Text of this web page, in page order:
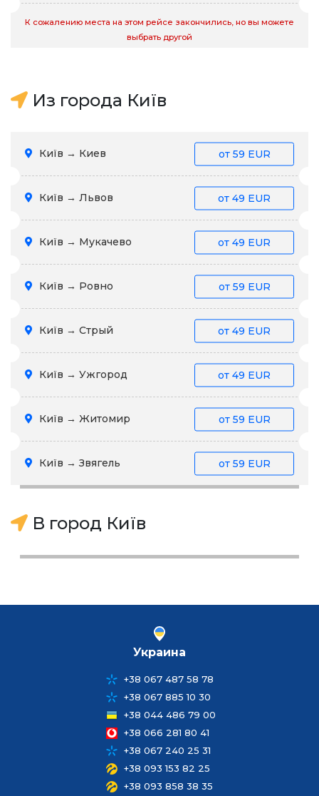
К сожалению места на этом рейсе закончились, но вы можете
выбрать другой
Из города Київ
Київ → Киев от 59 EUR
Київ → Львов от 49 EUR
Київ → Мукачево от 49 EUR
Київ → Ровно от 59 EUR
Київ → Стрый от 49 EUR
Київ → Ужгород от 49 EUR
Київ → Житомир от 59 EUR
Київ → Звягель от 59 EUR
В город Київ
Украина
+38 067 487 58 78
+38 067 885 10 30
+38 044 486 79 00
+38 066 281 80 41
+38 067 240 25 31
+38 093 153 82 25
+38 093 858 38 35